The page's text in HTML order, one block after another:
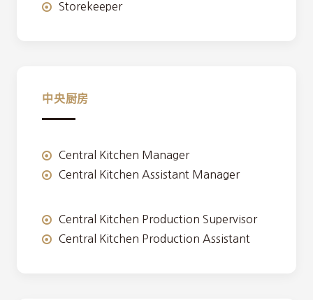
Storekeeper
中央厨房
Central Kitchen Manager
Central Kitchen Assistant Manager
Central Kitchen Production Supervisor
Central Kitchen Production Assistant